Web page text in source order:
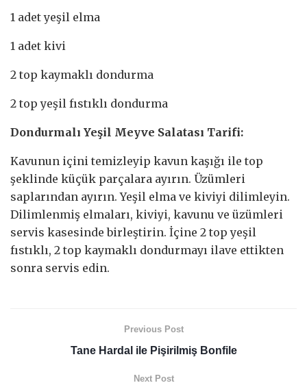
1 adet yeşil elma
1 adet kivi
2 top kaymaklı dondurma
2 top yeşil fıstıklı dondurma
Dondurmalı Yeşil Meyve Salatası Tarifi:
Kavunun içini temizleyip kavun kaşığı ile top
şeklinde küçük parçalara ayırın. Üzümleri
saplarından ayırın. Yeşil elma ve kiviyi dilimleyin.
Dilimlenmiş elmaları, kiviyi, kavunu ve üzümleri
servis kasesinde birleştirin. İçine 2 top yeşil
fıstıklı, 2 top kaymaklı dondurmayı ilave ettikten
sonra servis edin.
Previous Post
Tane Hardal ile Pişirilmiş Bonfile
Next Post